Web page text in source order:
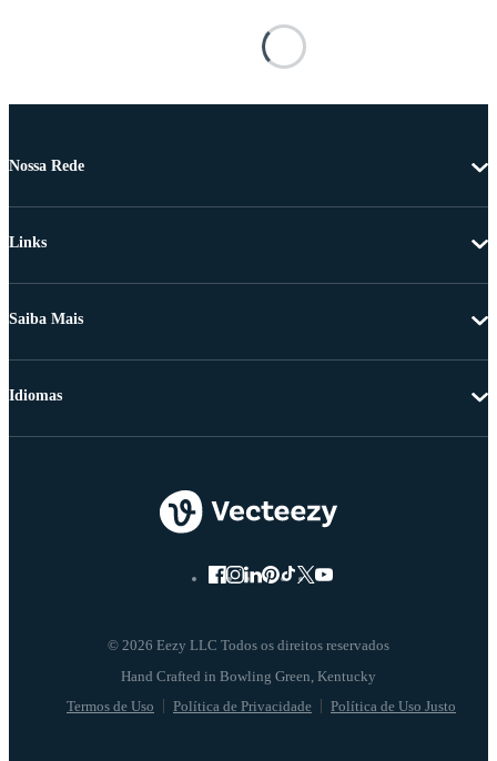
Nossa Rede
Links
Saiba Mais
© 2026 Eezy LLC Todos os direitos reservados
Termos de Uso Política de Privacidade Política de Uso Justo
Idiomas